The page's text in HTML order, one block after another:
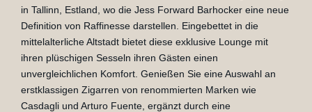
in Tallinn, Estland, wo die Jess Forward Barhocker eine neue
Definition von Raffinesse darstellen. Eingebettet in die
mittelalterliche Altstadt bietet diese exklusive Lounge mit
ihren plüschigen Sesseln ihren Gästen einen
unvergleichlichen Komfort. Genießen Sie eine Auswahl an
erstklassigen Zigarren von renommierten Marken wie
Casdagli und Arturo Fuente, ergänzt durch eine